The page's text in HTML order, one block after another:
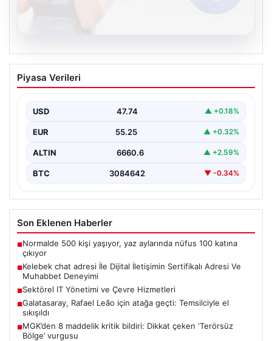
Kelebek chat adresi İle Dijital İletişimin
Sertifikalı Adresi Ve Muhabbet
İnternet çağında bireylerin güvenli bir tarzda irtibat
Piyasa Verileri
USD 47.74 ▲ +0.18%
EUR 55.25 ▲ +0.32%
ALTIN 6660.6 ▲ +2.59%
BTC 3084642 ▼ -0.34%
Son Eklenen Haberler
■Normalde 500 kişi yaşıyor, yaz aylarında nüfus 100 katına
çıkıyor
■Kelebek chat adresi İle Dijital İletişimin Sertifikalı Adresi Ve
Muhabbet Deneyimi
■Sektörel IT Yönetimi ve Çevre Hizmetleri
■Galatasaray, Rafael Leão için atağa geçti: Temsilciyle el
sıkışıldı
■MGK’den 8 maddelik kritik bildiri: Dikkat çeken ‘Terörsüz
Bölge’ vurgusu